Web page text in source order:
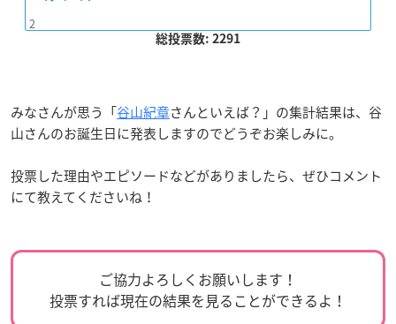
2
総投票数: 2291
みなさんが思う「谷山紀章さんといえば？」の集計結果は、谷
山さんのお誕生日に発表しますのでどうぞお楽しみに。
投票した理由やエピソードなどがありましたら、ぜひコメント
にて教えてくださいね！
ご協力よろしくお願いします！
投票すれば現在の結果を見ることができるよ！